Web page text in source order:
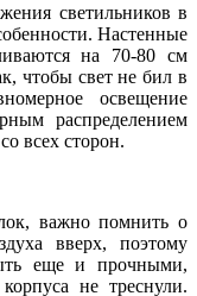
светильников в
Настенные
на 70-80 см
чтобы свет не бил в
освещение
распределением
всех сторон.
важно помнить о
вверх, поэтому
еще и прочными,
не треснули.